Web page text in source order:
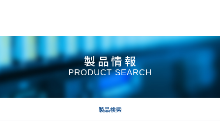
製品情報
PRODUCT SEARCH
製品検索